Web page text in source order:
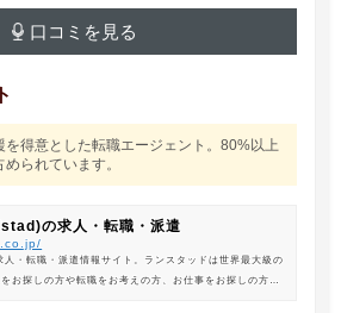
口コミを見る
を得意とした転職エージェント。80%以上
られています。
の求人・転職・派遣
・転職・派遣情報サイト。ランスタッドは世界最大級の
お探しの方や転職をお考えの方、お仕事をお探しの方に